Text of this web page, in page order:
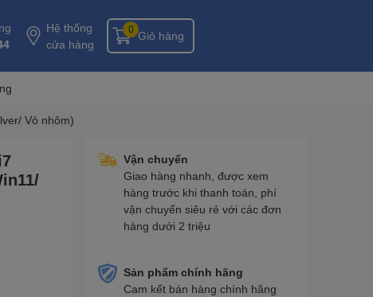
Hệ thống
cửa hàng
Giỏ hàng
0
Vỏ nhôm)
Vận chuyển
Giao hàng nhanh, được xem
hàng trước khi thanh toán, phí
vận chuyển siêu rẻ với các đơn
hàng dưới 2 triệu
Sản phẩm chính hãng
Cam kết bán hàng chính hãng